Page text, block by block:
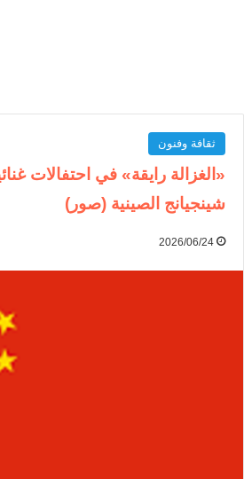
ثقافة وفنون
«الغزالة رايقة» في احتفالات
شينجيانج الصينية (صور)
2026/06/24